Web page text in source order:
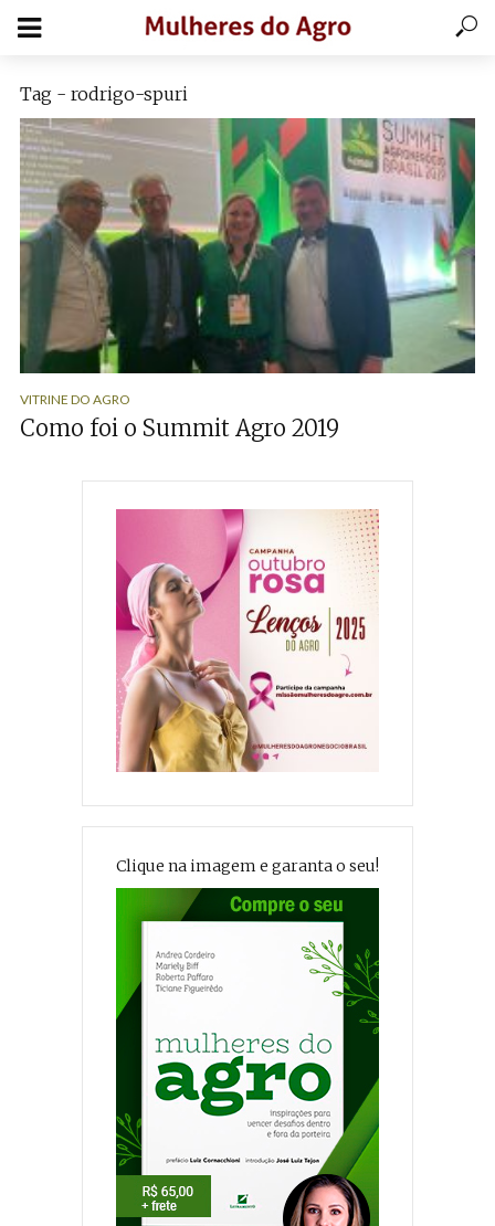
Tag - rodrigo-spuri
VITRINE DO AGRO
Como foi o Summit Agro 2019
Clique na imagem e garanta o seu!